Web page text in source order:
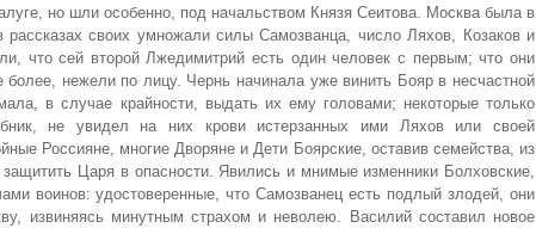
но шли особенно, под начальством Князя Сеитова. Москва была в
своих умножали силы Самозванца, число Ляхов, Козаков и
что сей второй Лжедимитрий есть один человек с первым; что они
более, нежели по лицу. Чернь начинала уже винить Бояр в несчастной
в случае крайности, выдать их ему головами; некоторые только
не увидел на них крови истерзанных ими Ляхов или своей
Россияне, многие Дворяне и Дети Боярские, оставив семейства, из
Царя в опасности. Явились и мнимые изменники Болховские,
воинов: удостоверенные, что Самозванец есть подлый злодей, они
извиняясь минутным страхом и неволею. Василий составил новое